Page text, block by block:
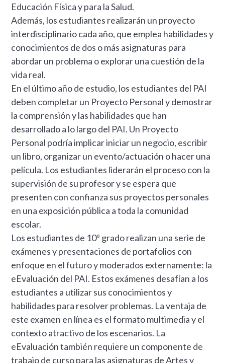
Educación Física y para la Salud.
Además, los estudiantes realizarán un proyecto
interdisciplinario cada año, que emplea habilidades y
conocimientos de dos o más asignaturas para
abordar un problema o explorar una cuestión de la
vida real.
En el último año de estudio, los estudiantes del PAI
deben completar un Proyecto Personal y demostrar
la comprensión y las habilidades que han
desarrollado a lo largo del PAI. Un Proyecto
Personal podría implicar iniciar un negocio, escribir
un libro, organizar un evento/actuación o hacer una
película. Los estudiantes liderarán el proceso con la
supervisión de su profesor y se espera que
presenten con confianza sus proyectos personales
en una exposición pública a toda la comunidad
escolar.
Los estudiantes de 10º grado realizan una serie de
exámenes y presentaciones de portafolios con
enfoque en el futuro y moderados externamente: la
eEvaluación del PAI. Estos exámenes desafían a los
estudiantes a utilizar sus conocimientos y
habilidades para resolver problemas. La ventaja de
este examen en línea es el formato multimedia y el
contexto atractivo de los escenarios. La
eEvaluación también requiere un componente de
trabajo de curso para las asignaturas de Artes y